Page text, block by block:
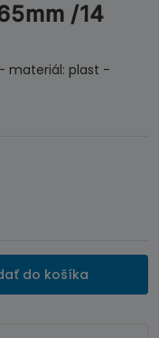
/14
materiál: plast -
do košíka